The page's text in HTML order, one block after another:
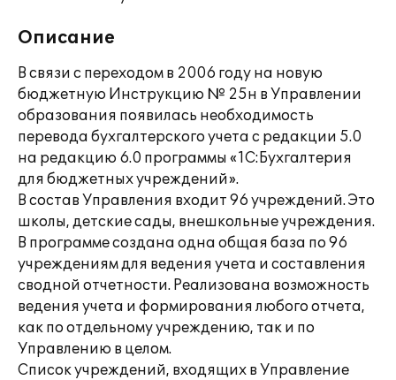
Описание
В связи с переходом в 2006 году на новую
бюджетную Инструкцию № 25н в Управлении
образования появилась необходимость
перевода бухгалтерского учета с редакции 5.0
на редакцию 6.0 программы «1С:Бухгалтерия
для бюджетных учреждений».
В состав Управления входит 96 учреждений. Это
школы, детские сады, внешкольные учреждения.
В программе создана одна общая база по 96
учреждениям для ведения учета и составления
сводной отчетности. Реализована возможность
ведения учета и формирования любого отчета,
как по отдельному учреждению, так и по
Управлению в целом.
Список учреждений, входящих в Управление